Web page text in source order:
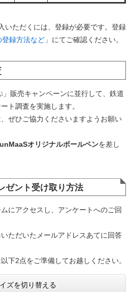
いただくには、登録が必要です。登録
録方法など」 にてご確認ください。
」販売キャンペーンに並行して、鉄道
ト調査を実施します。
ぜひご協力くださいますようお願い
オリジナルボールペンを差し
ゼント受け取り方法
にアクセスし、アンケートへのご回
ただいたメールアドレスあてに回答
下2点をご準備してお越しください。
ズを切り替える